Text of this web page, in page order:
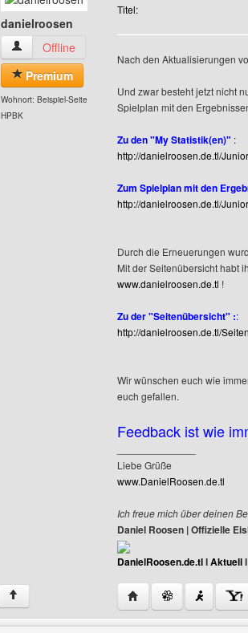
danielroosen
danielroosen Benutzer-Profile anzeigen
Offline
Premium
Wohnort: Beispiel-Seite
HPBK
Titel:
Nach den Aktualisierungen
Und zwar besteht jetzt nicht
Spielplan mit den
Zu den "My Statistik(en)" :
http://danielroosen.de.tl/
Zum Spielplan mit den
http://danielroosen.de.tl/
Durch die Erneuerungen
Mit der Seitenübersicht habt
www.danielroosen.de.tl !
Zu der "Seitenübersicht" ::
http://danielroosen.de.tl/
Wir wünschen euch wie
euch gefallen.
Feedback ist wie
Liebe Grüße
www.DanielRoosen.de.tl
Ich freue mich über deinen
Daniel Roosen | Offizielle
DanielRoosen.de.tlIAktuell
↑ Website dieses